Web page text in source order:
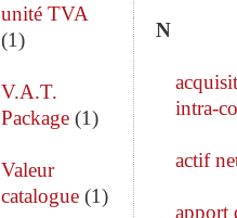
unité TVA
(1)
V.A.T.
Package(1)
Valeur
catalogue(1)
N
intra-
actif
apport